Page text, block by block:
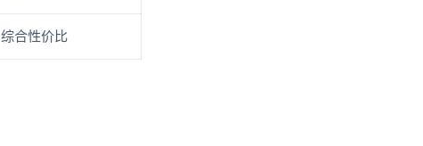
综合性价比